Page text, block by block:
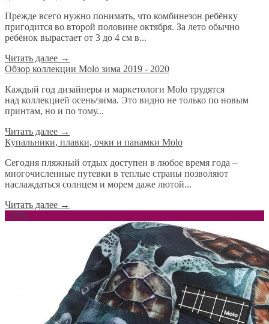
Прежде всего нужно понимать, что комбинезон ребёнку
пригодится во второй половине октября. За лето обычно
ребёнок вырастает от 3 до 4 см в...
Читать далее →
Обзор коллекции Molo зима 2019 - 2020
Каждый год дизайнеры и маркетологи Molo трудятся
над коллекцией осень/зима. Это видно не только по новым
принтам, но и по тому...
Читать далее →
Купальники, плавки, очки и панамки Molo
Сегодня пляжный отдых доступен в любое время года –
многочисленные путевки в теплые страны позволяют
наслаждаться солнцем и морем даже лютой...
Читать далее →
- 25%